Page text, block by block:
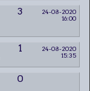
3
24-08-2020
16:00
1
24-08-2020
15:35
0